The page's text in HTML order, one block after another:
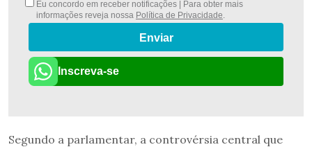
Eu concordo em receber notificações | Para obter mais
informações reveja nossa Política de Privacidade
Enviar
Inscreva-se
Segundo a parlamentar, a controvérsia central que